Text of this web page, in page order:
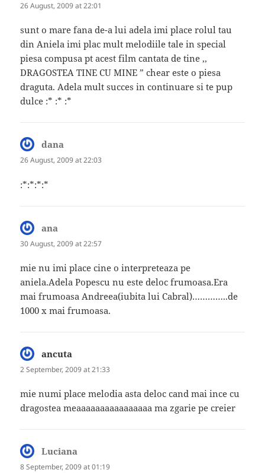
26 August, 2009 at 22:01
sunt o mare fana de-a lui adela imi place rolul tau
din Aniela imi plac mult melodiile tale in special
piesa compusa pt acest film cantata de tine ,,
DRAGOSTEA TINE CU MINE ” chear este o piesa
draguta. Adela mult succes in continuare si te pup
dulce :* :* :*
dana
26 August, 2009 at 22:03
:*:*:*:*
ana
30 August, 2009 at 22:57
mie nu imi place cine o interpreteaza pe
aniela.Adela Popescu nu este deloc frumoasa.Era
mai frumoasa Andreea(iubita lui Cabral)…………..de
1000 x mai frumoasa.
ancuta
2 September, 2009 at 21:33
mie numi place melodia asta deloc cand mai ince cu
dragostea meaaaaaaaaaaaaaaaa ma zgarie pe creier
Luciana
8 September, 2009 at 01:19